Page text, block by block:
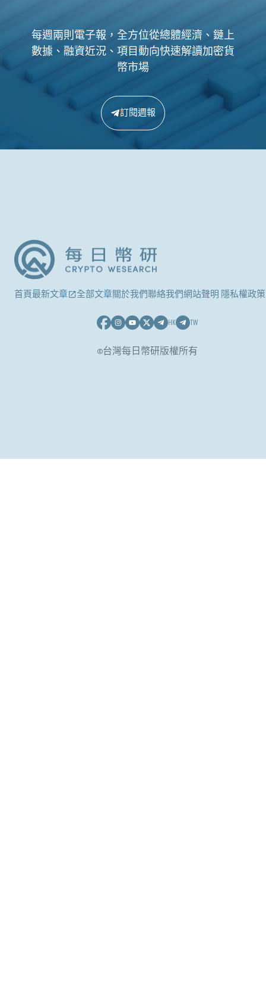
每週兩則電子報，全方位從總體經濟、鏈上
數據、融資近況、項目動向快速解讀加密貨
幣市場
訂閱週報
首頁最新文章 全部文章關於我們聯絡我們網站聲明 隱私權政策
HK TW
©台灣每日幣研版權所有